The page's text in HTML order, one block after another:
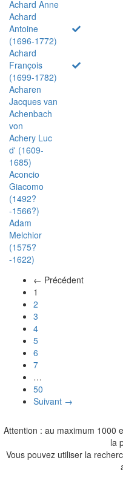
Achard Anne
Achard
Antoine
(1696-1772)
Achard
François
(1699-1782)
Acharen
Jacques van
Achenbach
von
Achery Luc
d' (1609-
1685)
Aconcio
Giacomo
(1492?
-1566?)
Adam
Melchior
(1575?
-1622)
← Précédent
1
2
3
4
5
6
7
…
50
Suivant →
Attention : au maximum 1000
la
Vous pouvez utiliser la